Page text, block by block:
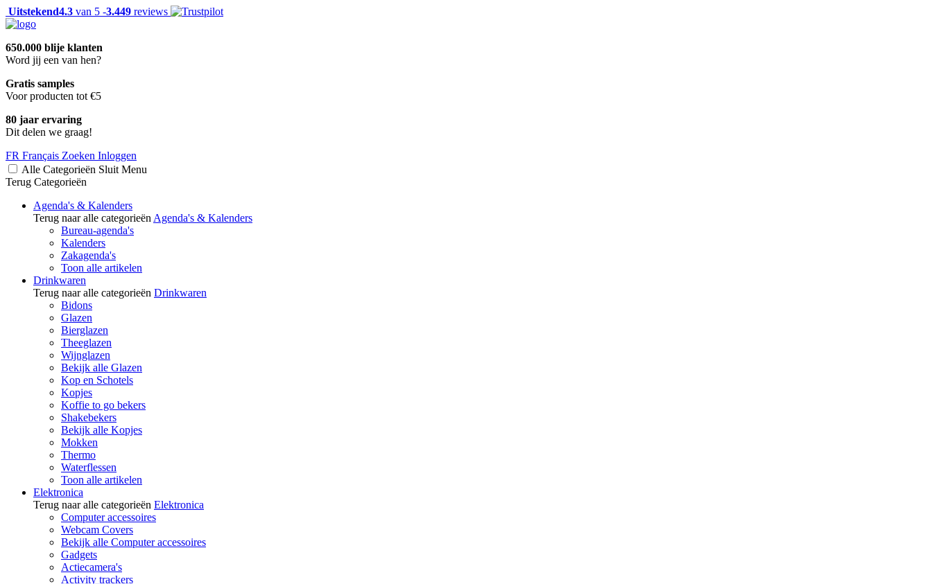
Uitstekend4.3 van 5 -3.449 reviews
650.000 blije klanten
Word jij een van hen?
Gratis samples
Voor producten tot €5
80 jaar ervaring
Dit delen we graag!
FR Français Zoeken Inloggen
Alle Categorieën Sluit Menu
Terug Categorieën
Agenda's & Kalenders
Terug naar alle categorieën Agenda's & Kalenders
Bureau-agenda's
Kalenders
Zakagenda's
Toon alle artikelen
Drinkwaren
Terug naar alle categorieën Drinkwaren
Bidons
Glazen
Bierglazen
Theeglazen
Wijnglazen
Bekijk alle Glazen
Kop en Schotels
Kopjes
Koffie to go bekers
Shakebekers
Bekijk alle Kopjes
Mokken
Thermo
Waterflessen
Toon alle artikelen
Elektronica
Terug naar alle categorieën Elektronica
Computer accessoires
Webcam Covers
Bekijk alle Computer accessoires
Gadgets
Actiecamera's
Activity trackers